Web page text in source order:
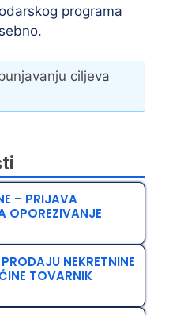
programa
ciljeva
– PRIJAVA
OPOREZIVANJE
NEKRETNINE
TOVARNIK